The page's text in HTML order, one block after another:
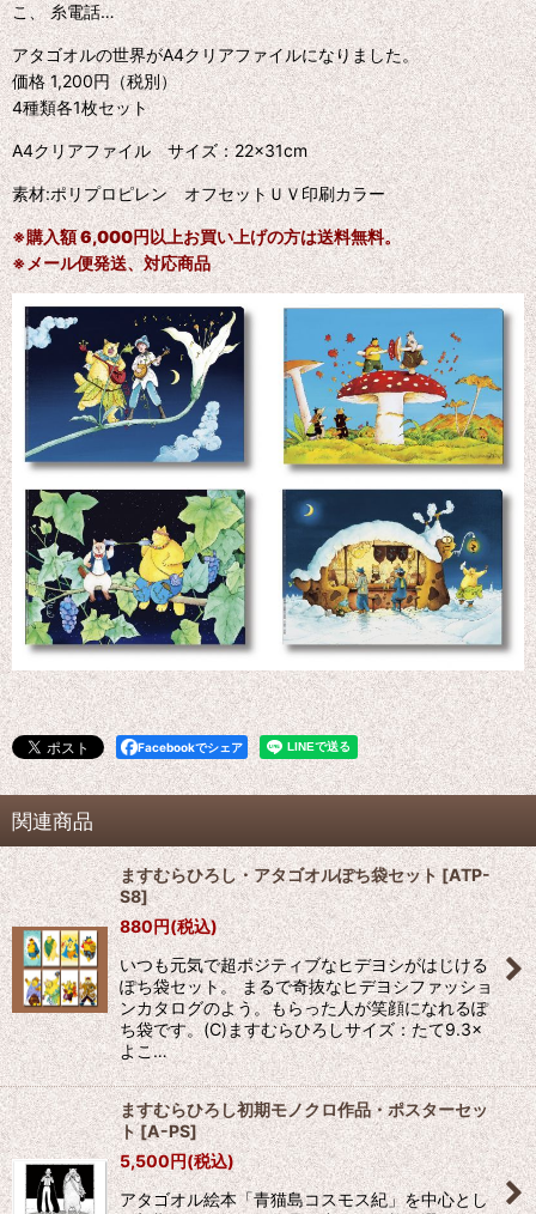
こ、 糸電話…
アタゴオルの世界がA4クリアファイルになりました。
価格 1,200円（税別）
4種類各1枚セット
A4クリアファイル サイズ：22×31cm
素材:ポリプロピレン オフセットＵＶ印刷カラー
※購入額 6,000円以上お買い上げの方は送料無料。
※メール便発送、対応商品
Facebookでシェア
関連商品
ますむらひろし・アタゴオルぽち袋セット[ATP-
S8]
880円(税込)
いつも元気で超ポジティブなヒデヨシがはじける
ぽち袋セット。 まるで奇抜なヒデヨシファッショ
ンカタログのよう。もらった人が笑顔になれるぽ
ち袋です。(C)ますむらひろしサイズ：たて9.3×
よこ…
ますむらひろし初期モノクロ作品・ポスターセッ
ト[A-PS]
5,500円(税込)
アタゴオル絵本「青猫島コスモス紀」を中心とし